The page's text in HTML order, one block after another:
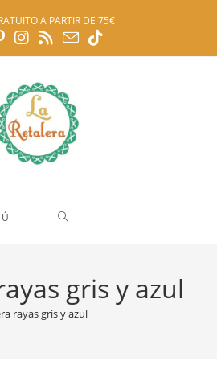
A PARTIR DE 75€
gris y azul
rayas gris y azul